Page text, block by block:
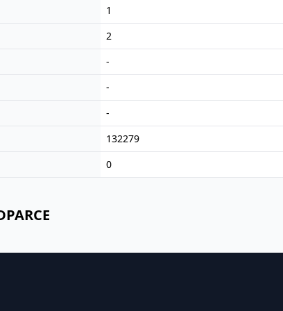
1
2
-
-
-
132279
0